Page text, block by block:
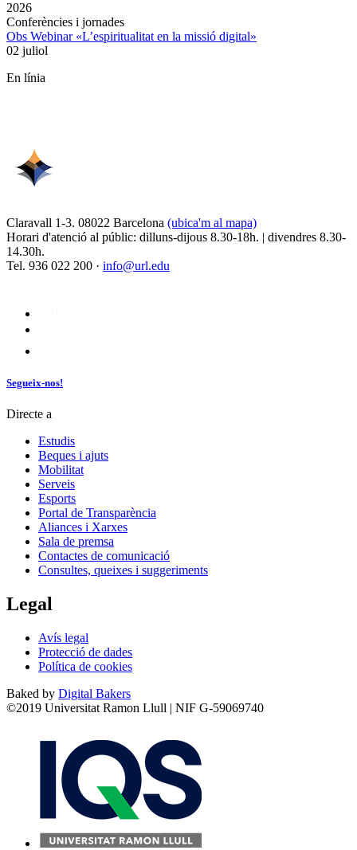
2026
Conferències i jornades
Obs Webinar «L’espiritualitat en la missió digital»
02 juliol
En línia
Claravall 1-3. 08022 Barcelona (ubica'm al mapa)
Horari d'atenció al públic: dilluns-dijous 8.30-18h. | divendres 8.30-
14.30h.
Tel. 936 022 200 · info@url.edu
Segueix-nos!
Directe a
Estudis
Beques i ajuts
Mobilitat
Serveis
Esports
Portal de Transparència
Aliances i Xarxes
Sala de premsa
Contactes de comunicació
Consultes, queixes i suggeriments
Legal
Avís legal
Protecció de dades
Política de cookies
Baked by Digital Bakers
©2019 Universitat Ramon Llull | NIF G-59069740